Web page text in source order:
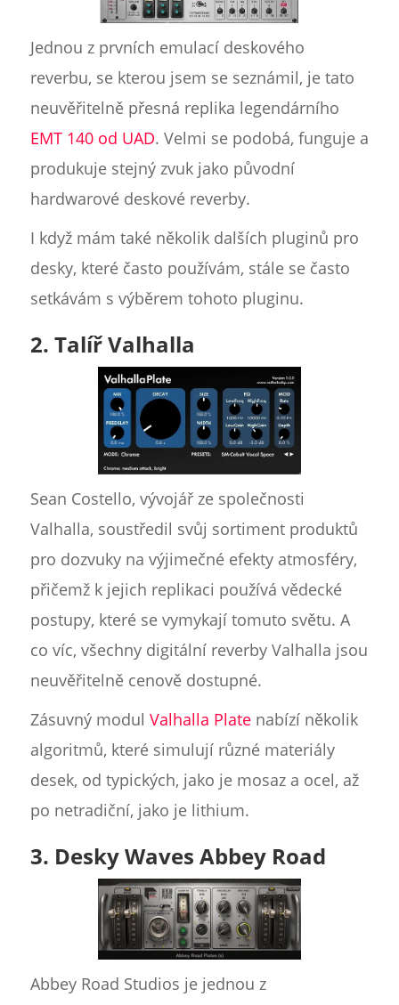
Jednou z prvních emulací deskového
reverbu, se kterou jsem se seznámil, je tato
neuvěřitelně přesná replika legendárního
EMT 140 od UAD. Velmi se podobá, funguje a
produkuje stejný zvuk jako původní
hardwarové deskové reverby.
I když mám také několik dalších pluginů pro
desky, které často používám, stále se často
setkávám s výběrem tohoto pluginu.
2. Talíř Valhalla
Sean Costello, vývojář ze společnosti
Valhalla, soustředil svůj sortiment produktů
pro dozvuky na výjimečné efekty atmosféry,
přičemž k jejich replikaci používá vědecké
postupy, které se vymykají tomuto světu. A
co víc, všechny digitální reverby Valhalla jsou
neuvěřitelně cenově dostupné.
Zásuvný modul Valhalla Platenabízí několik
algoritmů, které simulují různé materiály
desek, od typických, jako je mosaz a ocel, až
po netradiční, jako je lithium.
3. Desky Waves Abbey Road
Abbey Road Studios je jednou z